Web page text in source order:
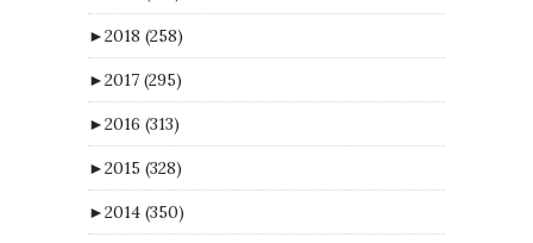
►2018 (258)
►2017 (295)
►2016 (313)
►2015 (328)
►2014 (350)